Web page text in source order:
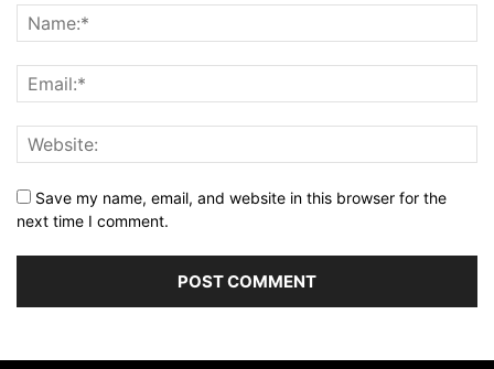
Save my name, email, and website in this browser for the
next time I comment.